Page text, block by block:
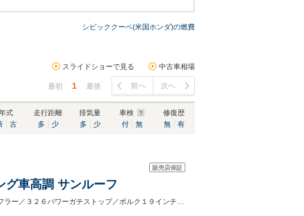
シビッククーペ(米国ホンダ)の燃費
スライドショーで見る 中古車相場
最初 1 最後 前へ 次へ
式
古
走行距離
多
少
排気量
多
少
車検
付
無
修復歴
無
有
販売店保証
グ車高調 サンルーフ
ターボ／左ハンドル／ＢＣレーシング車高調／サンルーフ/INVIDIAマフラー／３２６パワーガチストップ／ボルク１９インチ／バックカメラ／ブルートゥース/カープレイ